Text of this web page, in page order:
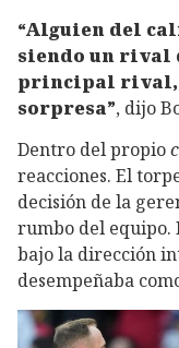
“Alguien del
siendo un rival
principal rival,
sorpresa”, dijo
Dentro del propio
reacciones. El
decisión de la
rumbo del equipo.
bajo la dirección
desempeñaba